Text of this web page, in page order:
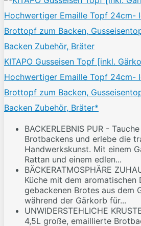
KITAPO Gusseisen Topf [inkl.
Hochwertiger Emaille Topf 24cm-
Brottopf zum Backen,
Backen Zubehör, Bräter*
BACKERLEBNIS PUR -
Brotbackens und erlebe die
Handwerkskunst. Mit einem
Rattan und einem edlen...
BÄCKERATMOSPHÄRE
Küche mit dem aromatischen
gebackenen Brotes aus dem
während der Gärkorb für...
UNWIDERSTEHLICHE
4,5L große, emaillierte